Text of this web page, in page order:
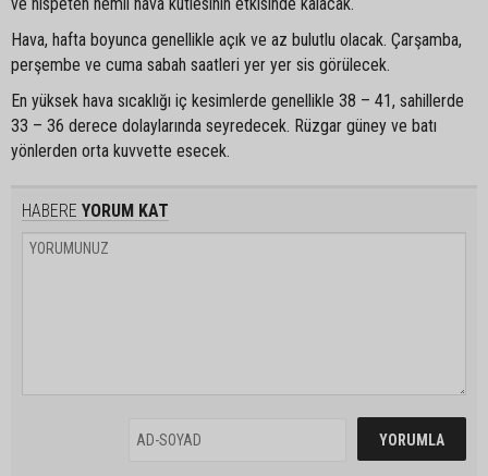
Hava, hafta boyunca genellikle açık ve az bulutlu olacak. Çarşamba,
perşembe ve cuma sabah saatleri yer yer sis görülecek.
En yüksek hava sıcaklığı iç kesimlerde genellikle 38 – 41, sahillerde
33 – 36 derece dolaylarında seyredecek. Rüzgar güney ve batı
yönlerden orta kuvvette esecek.
HABERE YORUM KAT